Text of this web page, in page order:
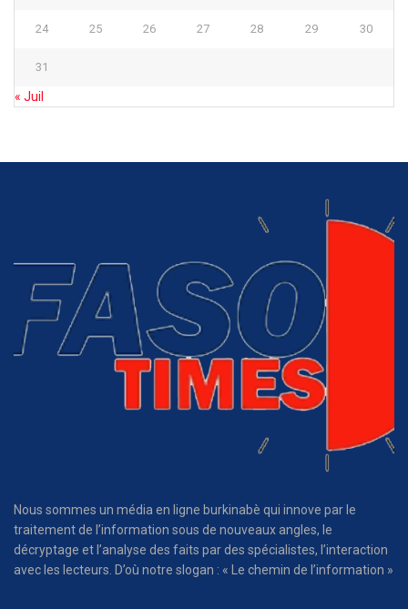
24 25 26 27 28 29 30
31
« Juil
Nous sommes un média en ligne burkinabè qui innove par le
traitement de l’information sous de nouveaux angles, le
décryptage et l’analyse des faits par des spécialistes, l’interaction
avec les lecteurs. D’où notre slogan : « Le chemin de l’information »